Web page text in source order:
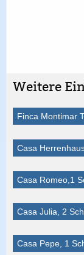
Weitere
Finca Montimar
Casa
Casa Romeo,1
Casa Julia, 2
Casa Pepe, 1